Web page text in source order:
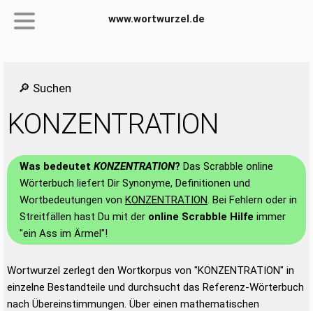
www.wortwurzel.de
🔎 Suchen
KONZENTRATION
Was bedeutet KONZENTRATION? Das Scrabble online
Wörterbuch liefert Dir Synonyme, Definitionen und
Wortbedeutungen von KONZENTRATION. Bei Fehlern oder in
Streitfällen hast Du mit der online Scrabble Hilfe immer
"ein Ass im Ärmel"!
Wortwurzel zerlegt den Wortkorpus von "KONZENTRATION" in
einzelne Bestandteile und durchsucht das Referenz-Wörterbuch
nach Übereinstimmungen. Über einen mathematischen